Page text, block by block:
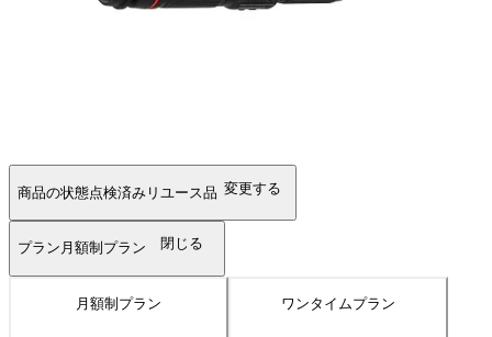
商品の状態点検済みリユース品 変更する
プラン 月額制プラン 閉じる
月額制プラン ワンタイムプラン